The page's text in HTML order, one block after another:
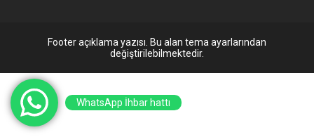
Valilik iş birliğiyle Babalar
Günü dolayısıyla anlamlı bir
babaları...
Footer açıklama yazısı. Bu alan tema ayarlarından
değiştirilebilmektedir.
WhatsApp İhbar hattı